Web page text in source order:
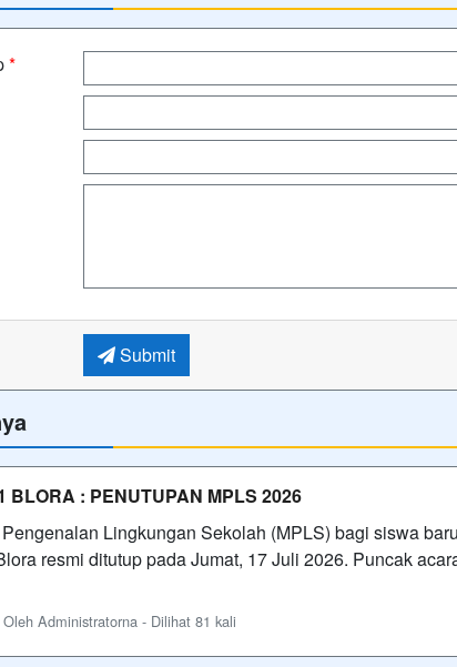
*
Submit
BLORA : PENUTUPAN MPLS 2026
Lingkungan Sekolah (MPLS) bagi siswa
resmi ditutup pada Jumat, 17 Juli 2026. Puncak
Administratorna - Dilihat 81 kali